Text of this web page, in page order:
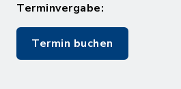
Terminvergabe:
Termin buchen